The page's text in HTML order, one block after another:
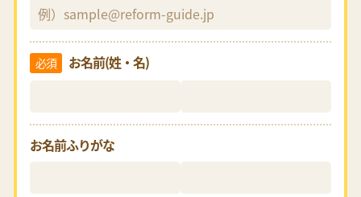
必須 お名前(姓・名)
お名前ふりがな